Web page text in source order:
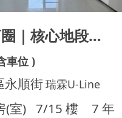
小港漢民商圈｜核心地段｜採光大3房平車｜進小港捷運
車位 )
永順街瑞霖U-Line
(室) 7/15 樓 7 年